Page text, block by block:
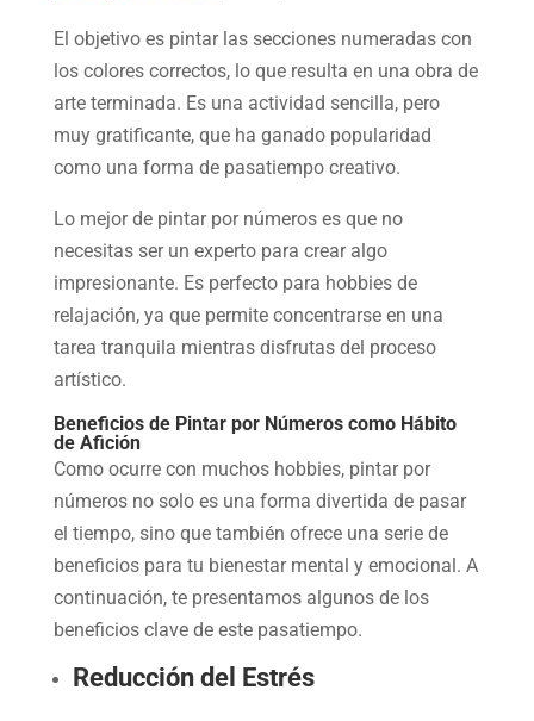
El objetivo es pintar las secciones numeradas con
los colores correctos, lo que resulta en una obra de
arte terminada. Es una actividad sencilla, pero
muy gratificante, que ha ganado popularidad
como una forma de pasatiempo creativo.
Lo mejor de pintar por números es que no
necesitas ser un experto para crear algo
impresionante. Es perfecto para hobbies de
relajación, ya que permite concentrarse en una
tarea tranquila mientras disfrutas del proceso
artístico.
Beneficios de Pintar por Números como Hábito
de Afición
Como ocurre con muchos hobbies, pintar por
números no solo es una forma divertida de pasar
el tiempo, sino que también ofrece una serie de
beneficios para tu bienestar mental y emocional. A
continuación, te presentamos algunos de los
beneficios clave de este pasatiempo.
Reducción del Estrés